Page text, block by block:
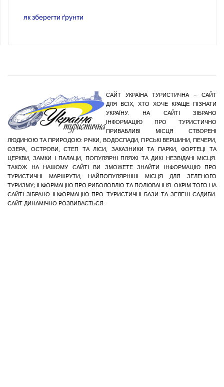
як зберегти ґрунти
САЙТ УКРАЇНА ТУРИСТИЧНА – САЙТ
ДЛЯ ВСІХ, ХТО ХОЧЕ КРАЩЕ ПІЗНАТИ
УКРАЇНУ. НА САЙТІ ЗІБРАНО
ІНФОРМАЦІЮ ПРО ТУРИСТИЧНО
ПРИВАБЛИВІ МІСЦЯ СТВОРЕНІ
ЛЮДИНОЮ ТА ПРИРОДОЮ: РІЧКИ, ВОДОСПАДИ, ГІРСЬКІ ВЕРШИНИ, ПЕЧЕРИ,
ОЗЕРА, ОСТРОВИ, СТЕП ТА ЛІСИ, ЗАКАЗНИКИ ТА ПАРКИ, ФОРТЕЦІ ТА
ЦЕРКВИ, ЗАМКИ І ПАЛАЦИ, ПОПУЛЯРНІ ПЛЯЖІ ТА ДИКІ НЕЗВІДАНІ МІСЦЯ.
ТАКОЖ НА НАШОМУ САЙТІ ВИ ЗМОЖЕТЕ ЗНАЙТИ ІНФОРМАЦІЮ ПРО
ТУРИСТИЧНІ МАРШРУТИ, НАЙПОПУЛЯРНІШІ МІСЦЯ ДЛЯ ЗЕЛЕНОГО
ТУРИЗМУ; ІНФОРМАЦІЮ ПРО РИБОЛОВЛЮ ТА ПОЛЮВАННЯ. ОКРІМ ТОГО НА
САЙТІ ЗІБРАНО ІНФОРМАЦІЮ ПРО ТУРИСТИЧНІ БАЗИ ТА ЗЕЛЕНІ САДИБИ.
САЙТ ДИНАМІЧНО РОЗВИВАЄТЬСЯ.